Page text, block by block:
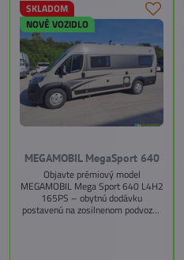
SKLADOM
NOVÉ VOZIDLO
MEGAMOBIL MegaSport 640
Objavte prémiový model
MEGAMOBIL Mega Sport 640 L4H2
165PS – obytnú dodávku
postavenú na zosilnenom podvozku